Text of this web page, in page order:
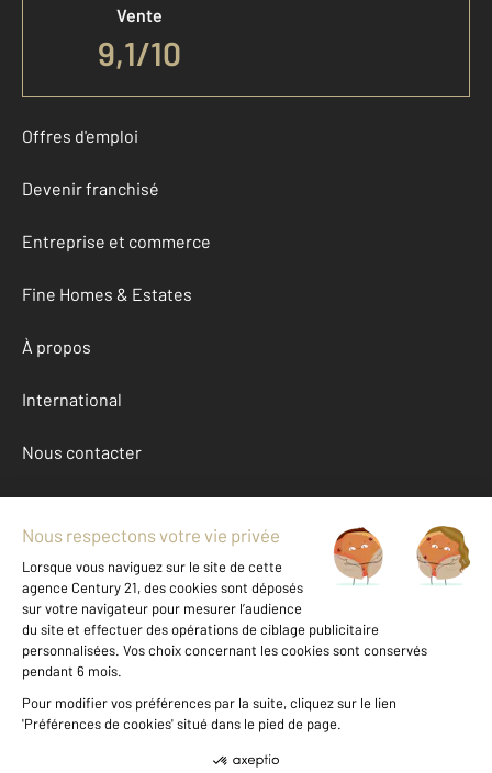
Vente
9,1/10
Offres d'emploi
Devenir franchisé
Entreprise et commerce
Fine Homes & Estates
À propos
International
Nous contacter
Mentions légales & CGU et Barèmes d'honoraires
Données personnelles
Gestionnaire des cookies
Achat maison autour de BARON (33750)